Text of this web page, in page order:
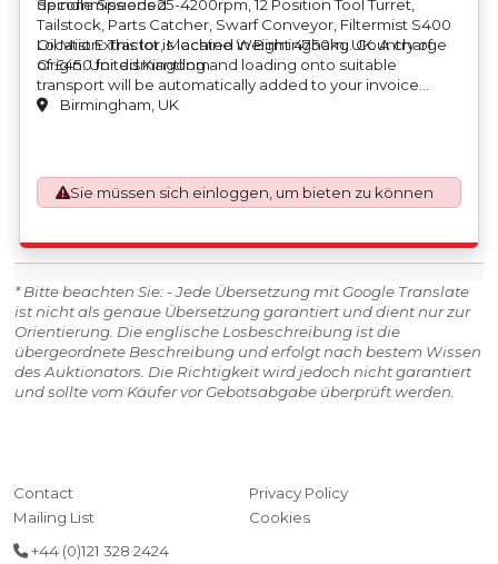
Spindle Speeds 25-4200rpm, 12 Position Tool Turret,
Tailstock, Parts Catcher, Swarf Conveyor, Filtermist S400
Oil Mist Extractor, Machine Weight 4750kg. Country of
Origin: United Kingdom
decommissioned
Location: This lot is located in Birmingham, UK. A charge
of £450 for dismantling and loading onto suitable
transport will be automatically added to your invoice
should you be successful in purchasing this item.
Birmingham, UK
Sie müssen sich einloggen, um bieten zu können
* Bitte beachten Sie: - Jede Übersetzung mit Google Translate
ist nicht als genaue Übersetzung garantiert und dient nur zur
Orientierung. Die englische Losbeschreibung ist die
übergeordnete Beschreibung und erfolgt nach bestem Wissen
des Auktionators. Die Richtigkeit wird jedoch nicht garantiert
und sollte vom Käufer vor Gebotsabgabe überprüft werden.
Contact
Mailing List
Privacy Policy
Cookies
+44 (0)121 328 2424